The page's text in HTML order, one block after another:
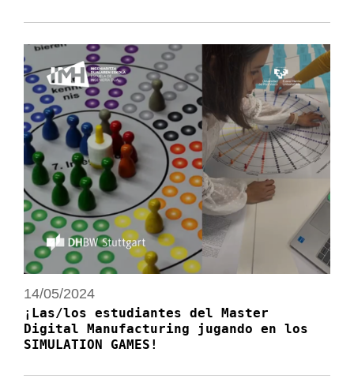
14/05/2024
¡Las/los estudiantes del Master
Digital Manufacturing jugando en los
SIMULATION GAMES!